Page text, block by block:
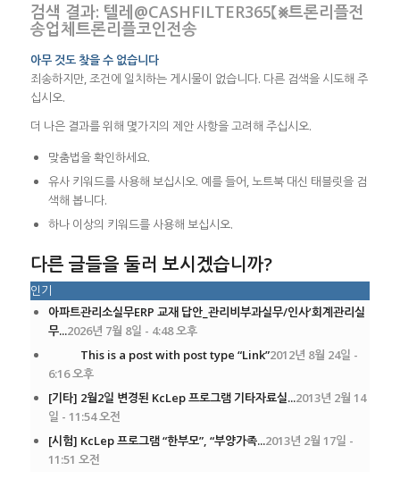
검색 결과: 텔레@CASHFILTER365【⨳트론리플전
송업체트론리플코인전송
아무 것도 찾을 수 없습니다
죄송하지만, 조건에 일치하는 게시물이 없습니다. 다른 검색을 시도해 주
십시오.
더 나은 결과를 위해 몇가지의 제안 사항을 고려해 주십시오.
맞춤법을 확인하세요.
유사 키워드를 사용해 보십시오. 예를 들어, 노트북 대신 태블릿을 검
색해 봅니다.
하나 이상의 키워드를 사용해 보십시오.
다른 글들을 둘러 보시겠습니까?
인기
아파트관리소실무ERP 교재 답안_관리비부과실무/인사’회계관리실
무...2026년 7월 8일 - 4:48 오후
This is a post with post type “Link”2012년 8월 24일 -
6:16 오후
[기타] 2월2일 변경된 KcLep 프로그램 기타자료실...2013년 2월 14
일 - 11:54 오전
[시험] KcLep 프로그램 “한부모”, “부양가족...2013년 2월 17일 -
11:51 오전